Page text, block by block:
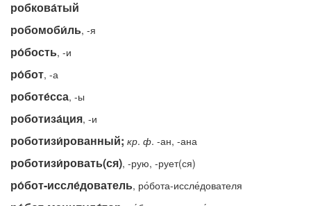
робкова́тый
робомоби́ль, -я
ро́бость, -и
ро́бот, -а
роботе́сса, -ы
роботиза́ция, -и
роботизи́рованный; кр. ф. -ан, -ана
роботизи́ровать(ся), -рую, -рует(ся)
ро́бот-иссле́дователь, ро́бота-иссле́дователя